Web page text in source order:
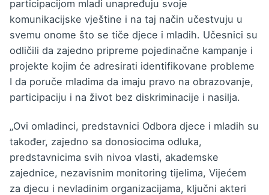
participacijom mladi unapređuju svoje
komunikacijske vještine i na taj način učestvuju u
svemu onome što se tiče djece i mladih. Učesnici su
odličili da zajedno pripreme pojedinačne kampanje i
projekte kojim će adresirati identifikovane probleme
I da poruče mladima da imaju pravo na obrazovanje,
participaciju i na život bez diskriminacije i nasilja.
„Ovi omladinci, predstavnici Odbora djece i mladih su
također, zajedno sa donosiocima odluka,
predstavnicima svih nivoa vlasti, akademske
zajednice, nezavisnim monitoring tijelima, Vijećem
za djecu i nevladinim organizacijama, ključni akteri